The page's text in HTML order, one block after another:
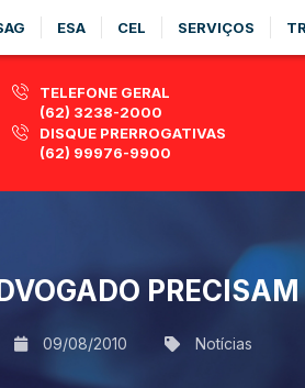
ESA CEL SERVIÇOS
TELEFONE GERAL
(62) 3238-2000
DISQUE PRERROGATIVAS
(62) 99976-9900
09/08/2010 Notícias